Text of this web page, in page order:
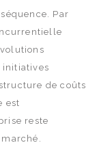
Par
initiatives
de coûts
est
reste